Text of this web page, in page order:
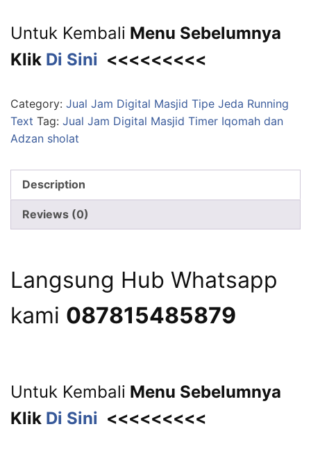
Untuk Kembali Menu Sebelumnya
Klik Di Sini <<<<<<<<<
Category: Jual Jam Digital Masjid Tipe Jeda Running
Text Tag: Jual Jam Digital Masjid Timer Iqomah dan
Adzan sholat
Description
Reviews (0)
Langsung Hub Whatsapp
kami 087815485879
Untuk Kembali Menu Sebelumnya
Klik Di Sini <<<<<<<<<